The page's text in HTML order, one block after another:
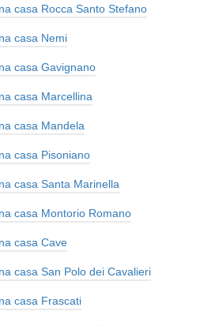
casa Rocca Santo Stefano
casa Nemi
casa Gavignano
casa Marcellina
casa Mandela
casa Pisoniano
casa Santa Marinella
casa Montorio Romano
casa Cave
casa San Polo dei Cavalieri
casa Frascati